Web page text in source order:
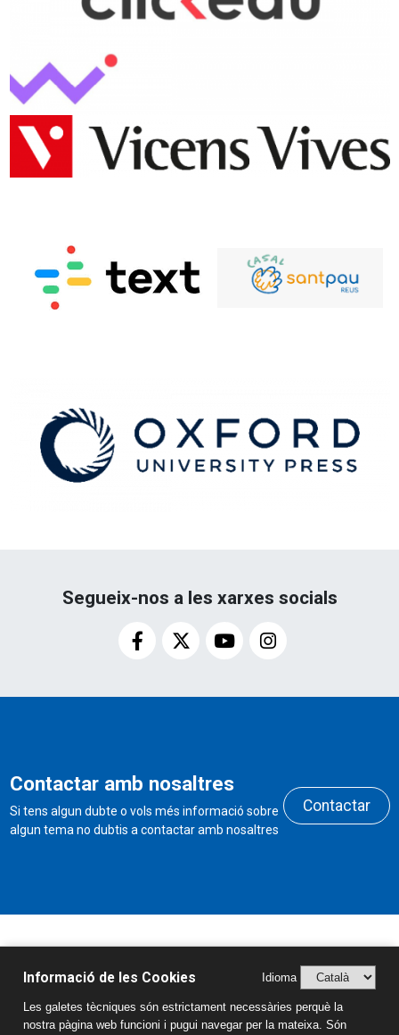
Segueix-nos a les xarxes socials
Contactar amb nosaltres
Si tens algun dubte o vols més informació sobre
algun tema no dubtis a contactar amb nosaltres
Contactar
i de 15h a 17:30h
Informació de les Cookies Idioma
Les galetes tècniques són estrictament necessàries perquè la
nostra pàgina web funcioni i pugui navegar per la mateixa. Són